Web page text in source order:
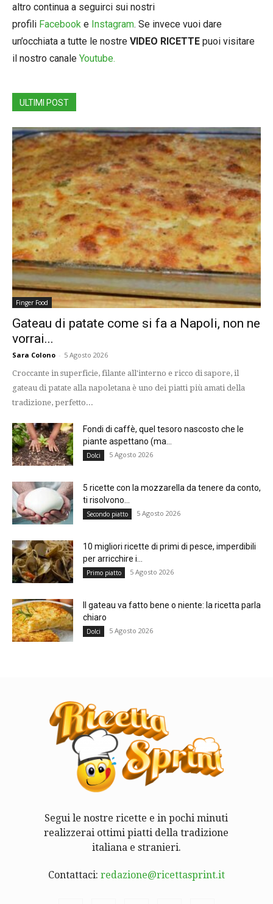
altro continua a seguirci sui nostri
profili Facebook e Instagram. Se invece vuoi dare
un’occhiata a tutte le nostre VIDEO RICETTE puoi visitare
il nostro canale Youtube.
ULTIMI POST
Finger Food
Gateau di patate come si fa a Napoli, non ne
vorrai...
Sara Colono - 5 Agosto 2026
Croccante in superficie, filante all'interno e ricco di sapore, il
gateau di patate alla napoletana è uno dei piatti più amati della
tradizione, perfetto...
Fondi di caffè, quel tesoro nascosto che le
piante aspettano (ma...
Dolci 5 Agosto 2026
5 ricette con la mozzarella da tenere da conto,
ti risolvono...
Secondo piatto 5 Agosto 2026
10 migliori ricette di primi di pesce, imperdibili
per arricchire i...
Primo piatto 5 Agosto 2026
Il gateau va fatto bene o niente: la ricetta parla
chiaro
Dolci 5 Agosto 2026
Segui le nostre ricette e in pochi minuti
realizzerai ottimi piatti della tradizione
italiana e stranieri.
Contattaci: redazione@ricettasprint.it